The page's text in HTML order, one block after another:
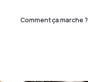
Comment ça marche ?